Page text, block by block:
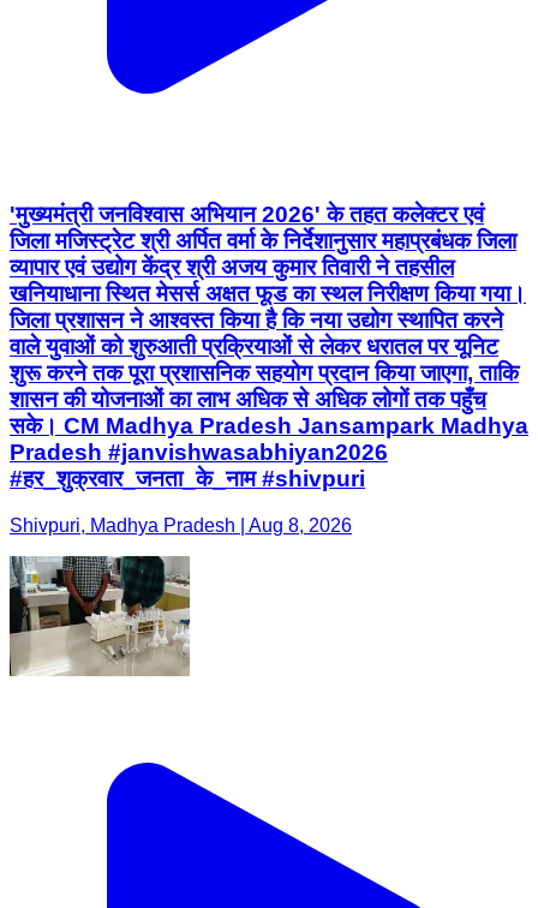
'मुख्यमंत्री जनविश्वास अभियान 2026' के तहत कलेक्टर एवं
जिला मजिस्ट्रेट श्री अर्पित वर्मा के निर्देशानुसार महाप्रबंधक जिला
व्यापार एवं उद्योग केंद्र श्री अजय कुमार तिवारी ने तहसील
खनियाधाना स्थित मेसर्स अक्षत फूड का स्थल निरीक्षण किया गया।
जिला प्रशासन ने आश्वस्त किया है कि नया उद्योग स्थापित करने
वाले युवाओं को शुरुआती प्रक्रियाओं से लेकर धरातल पर यूनिट
शुरू करने तक पूरा प्रशासनिक सहयोग प्रदान किया जाएगा, ताकि
शासन की योजनाओं का लाभ अधिक से अधिक लोगों तक पहुँच
सके। CM Madhya Pradesh Jansampark Madhya
Pradesh #janvishwasabhiyan2026
#हर_शुक्रवार_जनता_के_नाम #shivpuri
Shivpuri, Madhya Pradesh | Aug 8, 2026